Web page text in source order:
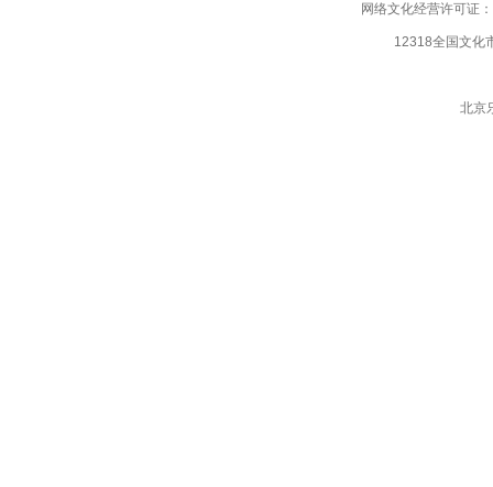
网络文化经营许可证
12318全国文化
北京